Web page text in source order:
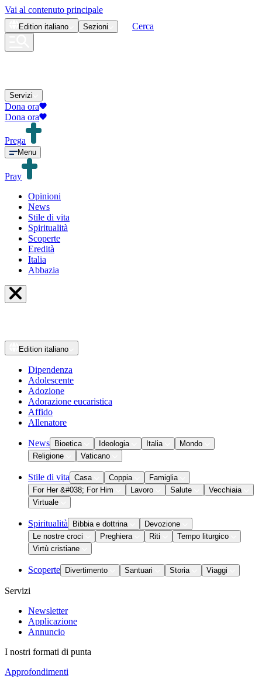
Vai al contenuto principale
Edition italiano Sezioni Cerca
Servizi
Dona ora
Dona ora
Prega
Menu
Pray
Opinioni
News
Stile di vita
Spiritualità
Scoperte
Eredità
Italia
Abbazia
Edition italiano
Dipendenza
Adolescente
Adozione
Adorazione eucaristica
Affido
Allenatore
News Bioetica Ideologia Italia
Mondo
Religione
Vaticano
Stile di vita Casa Coppia
Famiglia
For Her &#038; For Him
Lavoro Salute
Vecchiaia
Virtuale
Spiritualità Bibbia e dottrina
Devozione
Le nostre croci
Preghiera Riti
Tempo liturgico
Virtù cristiane
Scoperte Divertimento Santuari Storia Viaggi
Servizi
Newsletter
Applicazione
Annuncio
I nostri formati di punta
Approfondimenti